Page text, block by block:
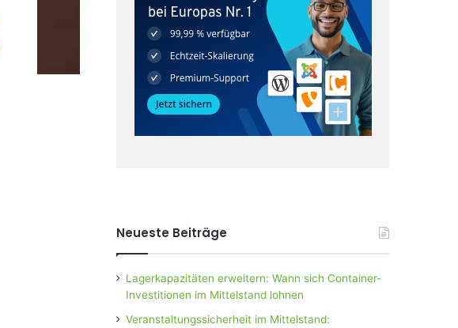
Neueste Beiträge
Lagerkapazitäten erweitern: Wann sich Container-
Investitionen im Mittelstand lohnen
Veranstaltungssicherheit im Mittelstand: